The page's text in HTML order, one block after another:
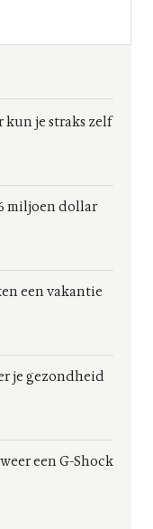
kun je straks zelf
miljoen dollar
een vakantie
je gezondheid
een G-Shock